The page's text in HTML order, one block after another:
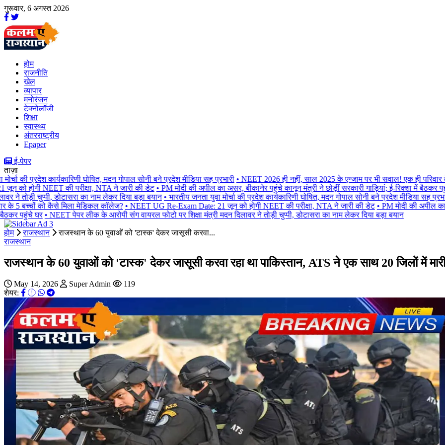
गुरूवार, 6 अगस्त 2026
होम
राजनीति
खेल
व्यापार
मनोरंजन
टेक्नोलॉजी
शिक्षा
स्वास्थ्य
अंतरराष्ट्रीय
Epaper
ई-पेपर
ताज़ा
की प्रदेश कार्यकारिणी घोषित, मदन गोपाल सोनी बने प्रदेश मीडिया सह प्रभारी • NEET 2026 ही नहीं, साल 2025 के एग्जाम पर भी सवाल! एक ही परिवार
को होगी NEET की परीक्षा, NTA ने जारी की डेट • PM मोदी की अपील का असर, बीकानेर पहुंचे कानून मंत्री ने छोड़ीं सरकारी गाड़ियां; ई-रिक्शा में बैठकर पहुंचे
ने तोड़ी चुप्पी, डोटासरा का नाम लेकर दिया बड़ा बयान • भारतीय जनता युवा मोर्चा की प्रदेश कार्यकारिणी घोषित, मदन गोपाल सोनी बने प्रदेश मीडिया सह प्रभारी
5 बच्चों को कैसे मिला मेडिकल कॉलेज? • NEET UG Re-Exam Date: 21 जून को होगी NEET की परीक्षा, NTA ने जारी की डेट • PM मोदी की अपील का
पहुंचे घर • NEET पेपर लीक के आरोपी संग वायरल फोटो पर शिक्षा मंत्री मदन दिलावर ने तोड़ी चुप्पी, डोटासरा का नाम लेकर दिया बड़ा बयान
होम राजस्थान
राजस्थान के 60 युवाओं को 'टास्क' देकर जासूसी करवा...
राजस्थान
राजस्थान के 60 युवाओं को 'टास्क' देकर जासूसी करवा रहा था पाकिस्तान, ATS ने एक साथ 20 जिलों में
May 14, 2026 Super Admin
119
शेयर: